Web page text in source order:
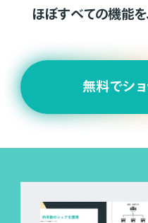
ほぼすべての機能を
無料でシ